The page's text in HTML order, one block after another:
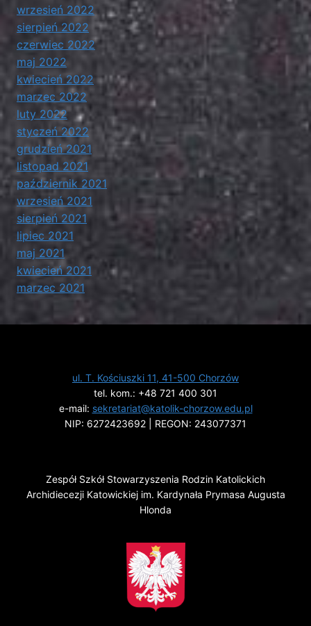
wrzesień 2022
sierpień 2022
czerwiec 2022
maj 2022
kwiecień 2022
marzec 2022
luty 2022
styczeń 2022
grudzień 2021
listopad 2021
październik 2021
wrzesień 2021
sierpień 2021
lipiec 2021
maj 2021
kwiecień 2021
marzec 2021
ul. T. Kościuszki 11, 41-500 Chorzów
tel. kom.: +48 721 400 301
e-mail: sekretariat@katolik-chorzow.edu.pl
NIP: 6272423692 | REGON: 243077371
Zespół Szkół Stowarzyszenia Rodzin Katolickich
Archidiecezji Katowickiej im. Kardynała Prymasa Augusta
Hlonda